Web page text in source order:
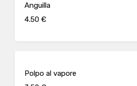
Anguilla
4.50 €
Polpo al vapore